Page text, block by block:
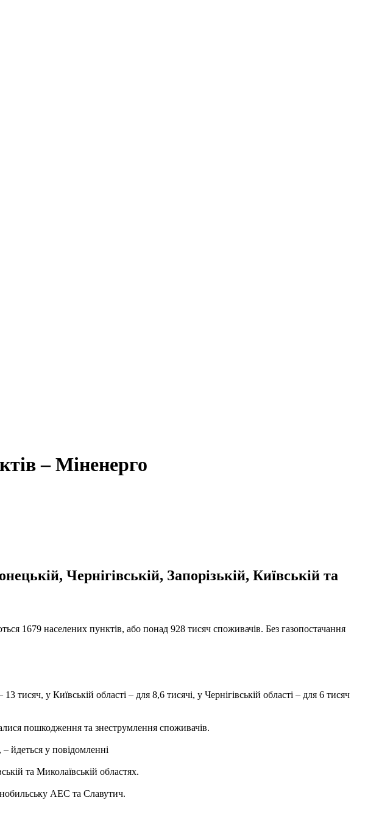
– Міненерго
Чернігівській, Запорізькій, Київській та
1679 населених пунктів, або понад 928 тисяч споживачів. Без газопостачання
тисяч, у Київській області – для 8,6 тисячі, у Чернігівській області – для 6 тисяч
пошкодження та знеструмлення споживачів.
йдеться у повідомленні
та Миколаївській областях.
АЕС та Славутич.